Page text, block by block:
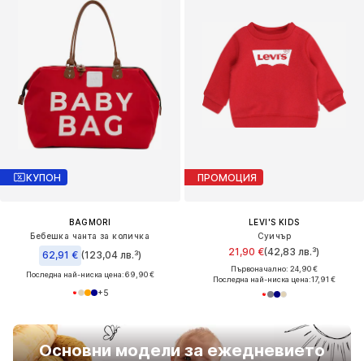
КУПОН
BAGMORI
Бебешка чанта за количка
62,91 € (123,04 лв.³)
Последна най-ниска цена:69,90 €
+5
Основни модели за ежедневието
ПРОМОЦИЯ
LEVI'S KIDS
Суичър
21,90 €(42,83 лв.³)
Първоначално: 24,90 €
Последна най-ниска цена:17,91 €